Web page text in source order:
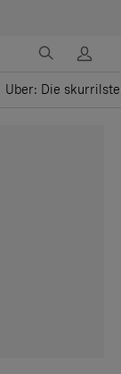
Uber: Die